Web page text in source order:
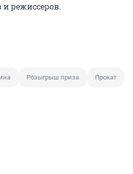
и режиссеров.
Розыгрыш приза Прокат